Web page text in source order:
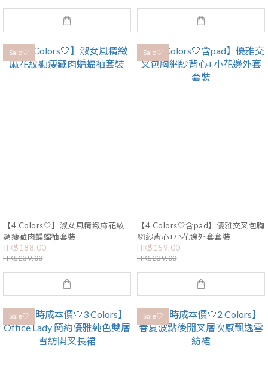
Sale🤍
【4 Colors🤍】淑女風精緻麻花紋
顯瘦藏肉蝙蝠袖套裝
HK$188.00
HK$239.00
Sale🤍
【4 Colors🤍含pad】優雅交叉包胸
網紗背心+小花邊外套套裝
HK$159.00
HK$239.00
Sale🤍 Sale🤍